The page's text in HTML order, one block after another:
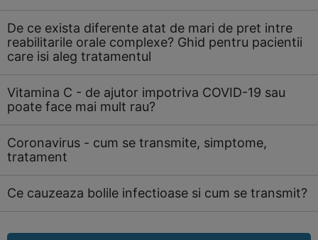
De ce exista diferente atat de mari de pret intre
reabilitarile orale complexe? Ghid pentru pacientii
care isi aleg tratamentul
Vitamina C - de ajutor impotriva COVID-19 sau
poate face mai mult rau?
Coronavirus - cum se transmite, simptome,
tratament
Ce cauzeaza bolile infectioase si cum se transmit?